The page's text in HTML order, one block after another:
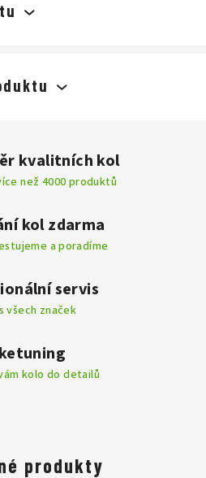
kvalitních kol
než 4000 produktů
kol zdarma
a poradíme
servis
všech značek
kolo do detailů
produkty